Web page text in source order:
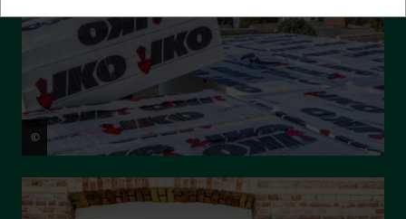
© Copyright Frederik Beyens